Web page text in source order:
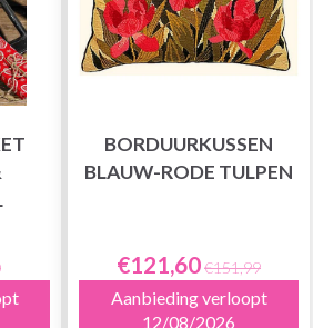
BORDUURKUSSEN
BLAUW-RODE TULPEN
€121,60€151,99
Aanbieding verloopt
12/08/2026